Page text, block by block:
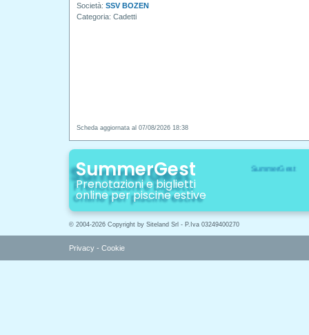
Società: SSV BOZEN
Categoria: Cadetti
Scheda aggiornata al 07/08/2026 18:38
SummerGest
Prenotazioni e biglietti
online per piscine estive
© 2004-2026 Copyright by Siteland Srl - P.Iva 03249400270
Privacy - Cookie